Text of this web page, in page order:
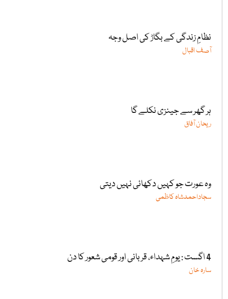
نظامِ زندگی کے بگاڑ کی اصل وجہ
آصف اقبال
ہر گھر سے جینزی نکلے گا
ریحان آفاق
وہ عورت جو کہیں دکھائی نہیں دیتی
سجاداحمدشاہ کاظمی
4 اگست : یومِ شہداء، قربانی اور قومی شعور کا دن
سارہ خان